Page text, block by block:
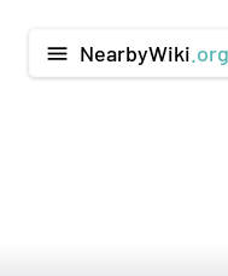
menu NearbyWiki .org